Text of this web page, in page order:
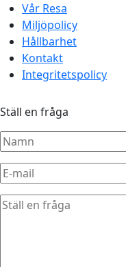
Vår Resa
Miljöpolicy
Hållbarhet
Kontakt
Integritetspolicy
Ställ en fråga